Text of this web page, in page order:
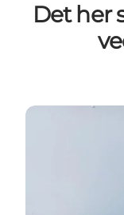
Det her
Lokale råvarer